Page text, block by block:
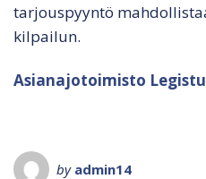
tarjouspyyntö
kilpailun.
Asianajotoimisto
by admin14